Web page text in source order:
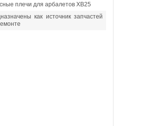
плечи для арбалетов XB25
как источник запчастей